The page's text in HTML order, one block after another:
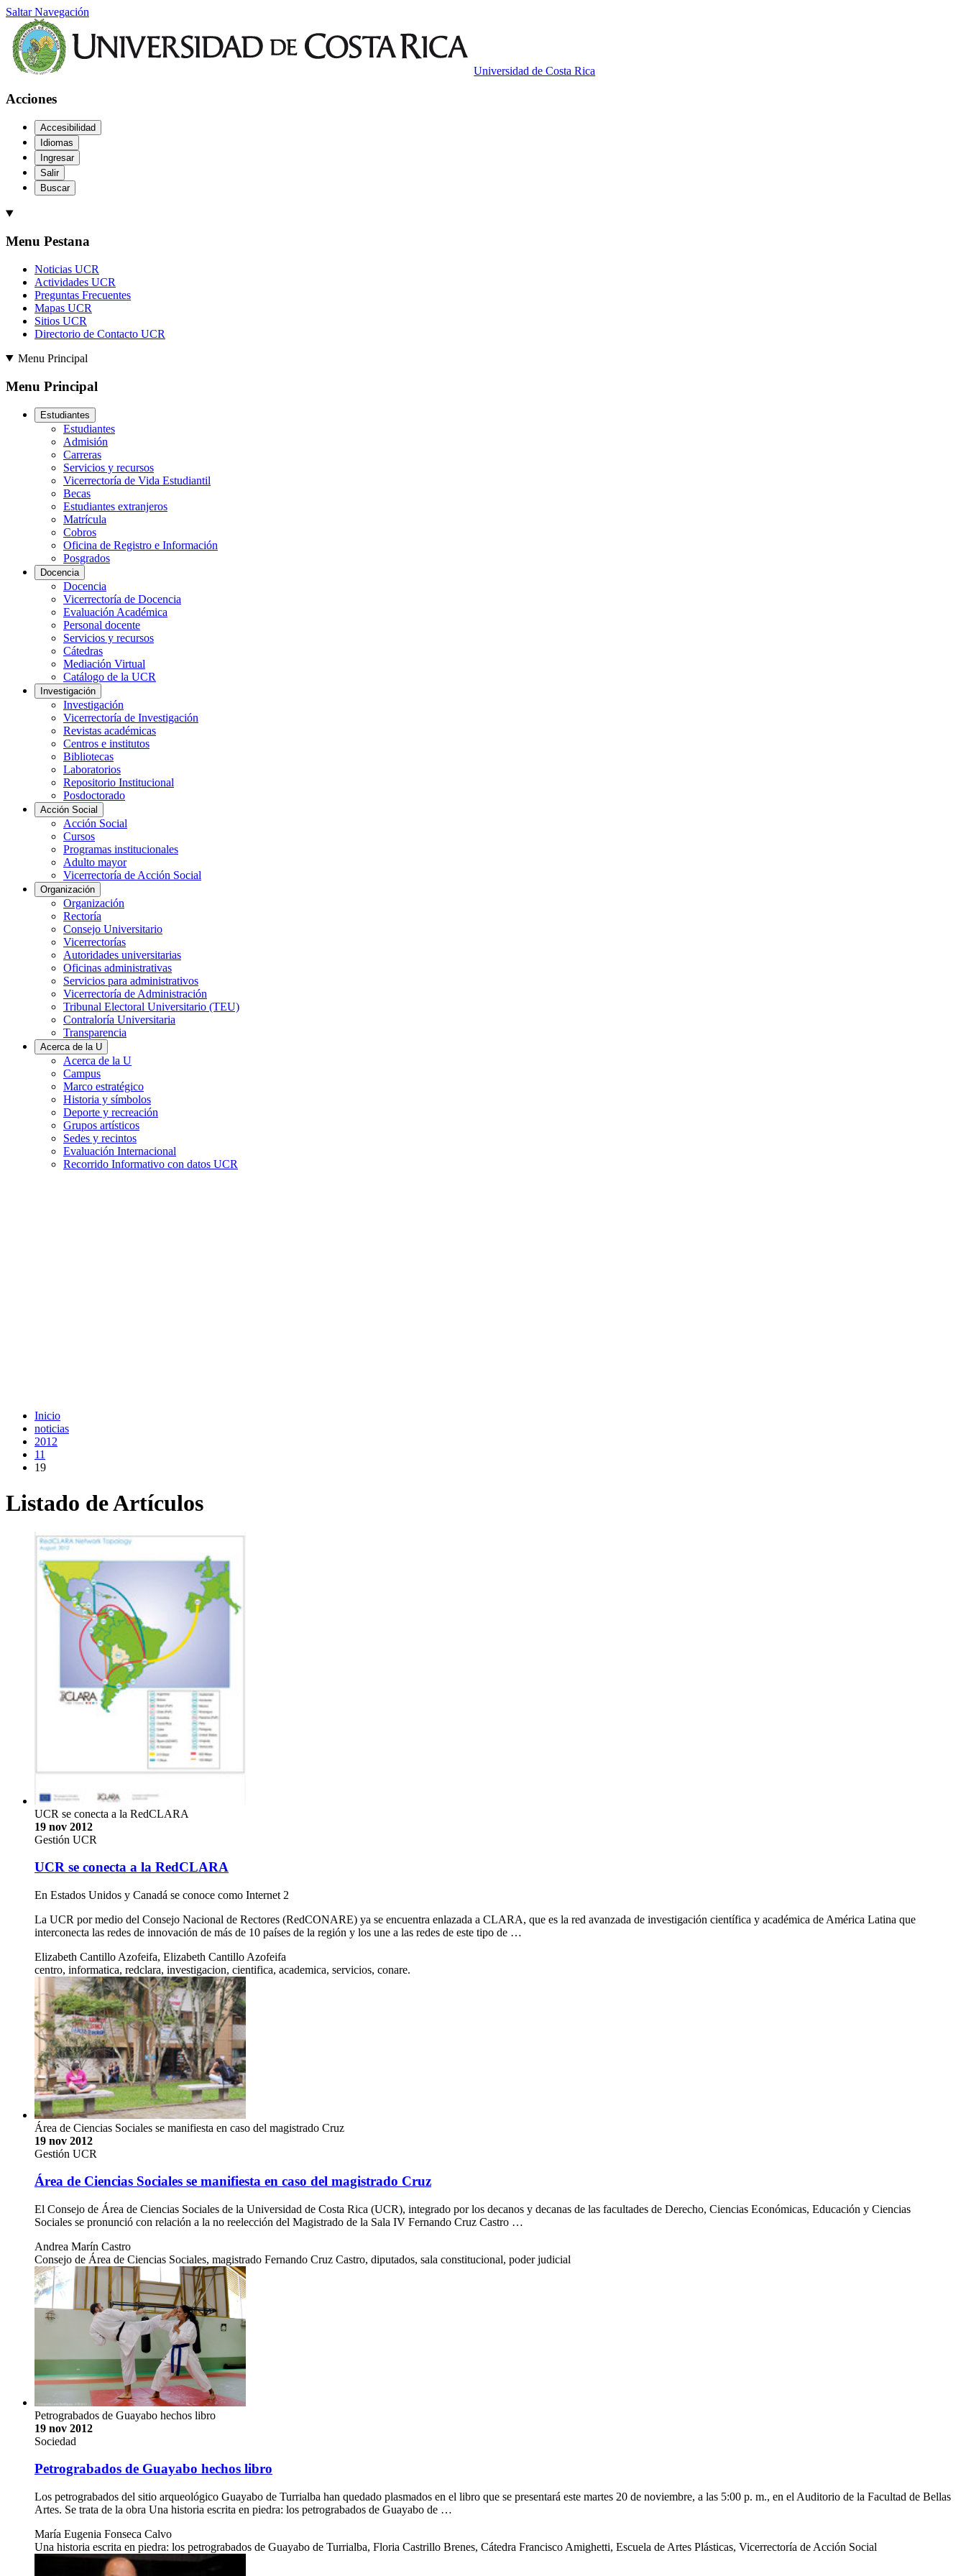
Saltar Navegación
Universidad de Costa Rica
Acciones
Accesibilidad
Idiomas
Ingresar
Salir
Buscar
Menu Pestana
Noticias UCR
Actividades UCR
Preguntas Frecuentes
Mapas UCR
Sitios UCR
Directorio de Contacto UCR
Menu Principal
Menu Principal
Estudiantes
Estudiantes
Admisión
Carreras
Servicios y recursos
Vicerrectoría de Vida Estudiantil
Becas
Estudiantes extranjeros
Matrícula
Cobros
Oficina de Registro e Información
Posgrados
Docencia
Docencia
Vicerrectoría de Docencia
Evaluación Académica
Personal docente
Servicios y recursos
Cátedras
Mediación Virtual
Catálogo de la UCR
Investigación
Investigación
Vicerrectoría de Investigación
Revistas académicas
Centros e institutos
Bibliotecas
Laboratorios
Repositorio Institucional
Posdoctorado
Acción Social
Acción Social
Cursos
Programas institucionales
Adulto mayor
Vicerrectoría de Acción Social
Organización
Organización
Rectoría
Consejo Universitario
Vicerrectorías
Autoridades universitarias
Oficinas administrativas
Servicios para administrativos
Vicerrectoría de Administración
Tribunal Electoral Universitario (TEU)
Contraloría Universitaria
Transparencia
Acerca de la U
Acerca de la U
Campus
Marco estratégico
Historia y símbolos
Deporte y recreación
Grupos artísticos
Sedes y recintos
Evaluación Internacional
Recorrido Informativo con datos UCR
Inicio
noticias
2012
11
19
Listado de Artículos
UCR se conecta a la RedCLARA
19 nov 2012
Gestión UCR
UCR se conecta a la RedCLARA
En Estados Unidos y Canadá se conoce como Internet 2
La UCR por medio del Consejo Nacional de Rectores (RedCONARE) ya se encuentra enlazada a CLARA, que es la red avanzada de investigación científica y académica de América Latina que
interconecta las redes de innovación de más de 10 países de la región y los une a las redes de este tipo de …
Elizabeth Cantillo Azofeifa, Elizabeth Cantillo Azofeifa
centro, informatica, redclara, investigacion, cientifica, academica, servicios, conare.
Área de Ciencias Sociales se manifiesta en caso del magistrado Cruz
19 nov 2012
Gestión UCR
Área de Ciencias Sociales se manifiesta en caso del magistrado Cruz
El Consejo de Área de Ciencias Sociales de la Universidad de Costa Rica (UCR), integrado por los decanos y decanas de las facultades de Derecho, Ciencias Económicas, Educación y Ciencias
Sociales se pronunció con relación a la no reelección del Magistrado de la Sala IV Fernando Cruz Castro …
Andrea Marín Castro
Consejo de Área de Ciencias Sociales, magistrado Fernando Cruz Castro, diputados, sala constitucional, poder judicial
Petrograbados de Guayabo hechos libro
19 nov 2012
Sociedad
Petrograbados de Guayabo hechos libro
Los petrograbados del sitio arqueológico Guayabo de Turrialba han quedado plasmados en el libro que se presentará este martes 20 de noviembre, a las 5:00 p. m., en el Auditorio de la Facultad de Bellas
Artes. Se trata de la obra Una historia escrita en piedra: los petrograbados de Guayabo de …
María Eugenia Fonseca Calvo
Una historia escrita en piedra: los petrograbados de Guayabo de Turrialba, Floria Castrillo Brenes, Cátedra Francisco Amighetti, Escuela de Artes Plásticas, Vicerrectoría de Acción Social